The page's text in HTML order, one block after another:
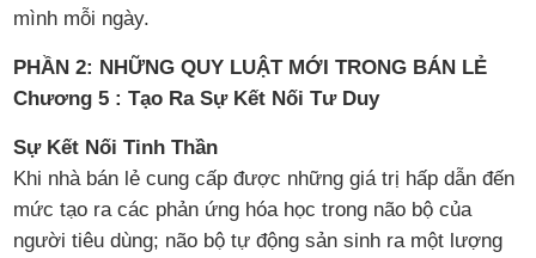
mình mỗi ngày.
PHẦN 2: NHỮNG QUY LUẬT MỚI TRONG BÁN LẺ
Chương 5 : Tạo Ra Sự Kết Nối Tư Duy
Sự Kết Nối Tinh Thần
Khi nhà bán lẻ cung cấp được những giá trị hấp dẫn đến
mức tạo ra các phản ứng hóa học trong não bộ của
người tiêu dùng; não bộ tự động sản sinh ra một lượng